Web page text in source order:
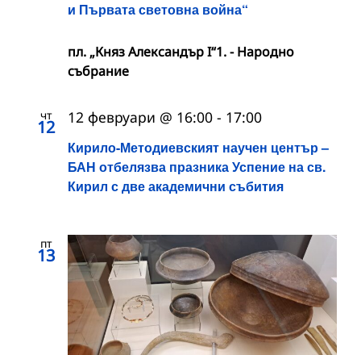
и Първата световна война“
пл. „Княз Александър I“1. - Народно
събрание
чт
12
Кирило-Методиевският научен център –
БАН отбелязва празника Успение на св.
Кирил с две академични събития
12 февруари @ 16:00 - 17:00
пт
13